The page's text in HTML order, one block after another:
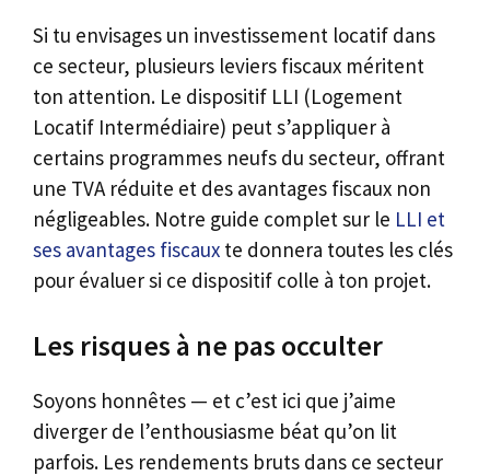
Si tu envisages un investissement locatif dans
ce secteur, plusieurs leviers fiscaux méritent
ton attention. Le dispositif LLI (Logement
Locatif Intermédiaire) peut s’appliquer à
certains programmes neufs du secteur, offrant
une TVA réduite et des avantages fiscaux non
négligeables. Notre guide complet sur le LLI et
ses avantages fiscaux te donnera toutes les clés
pour évaluer si ce dispositif colle à ton projet.
Les risques à ne pas occulter
Soyons honnêtes — et c’est ici que j’aime
diverger de l’enthousiasme béat qu’on lit
parfois. Les rendements bruts dans ce secteur